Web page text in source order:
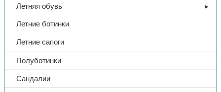
Летняя обувь
Летние ботинки
Летние сапоги
Полуботинки
Сандалии